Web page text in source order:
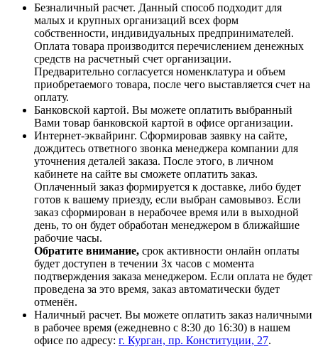
Безналичный расчет. Данный способ подходит для
малых и крупных организаций всех форм
собственности, индивидуальных предпринимателей.
Оплата товара производится перечислением денежных
средств на расчетный счет организации.
Предварительно согласуется номенклатура и объем
приобретаемого товара, после чего выставляется счет на
оплату.
Банковской картой. Вы можете оплатить выбранный
Вами товар банковской картой в офисе организации.
Интернет-эквайринг. Сформировав заявку на сайте,
дождитесь ответного звонка менеджера компании для
уточнения деталей заказа. После этого, в личном
кабинете на сайте вы сможете оплатить заказ.
Оплаченный заказ формируется к доставке, либо будет
готов к вашему приезду, если выбран самовывоз. Если
заказ сформирован в нерабочее время или в выходной
день, то он будет обработан менеджером в ближайшие
рабочие часы.
Обратите внимание, срок активности онлайн оплаты
будет доступен в течении 3х часов с момента
подтверждения заказа менеджером. Если оплата не будет
проведена за это время, заказ автоматически будет
отменён.
Наличный расчет. Вы можете оплатить заказ наличными
в рабочее время (ежедневно с 8:30 до 16:30) в нашем
офисе по адресу: г. Курган, пр. Конституции, 27.